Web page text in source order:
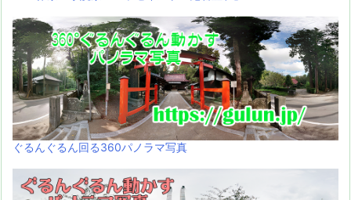
ぐるんぐるん回る360パノラマ写真